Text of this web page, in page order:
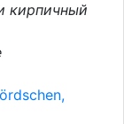
кирпичный